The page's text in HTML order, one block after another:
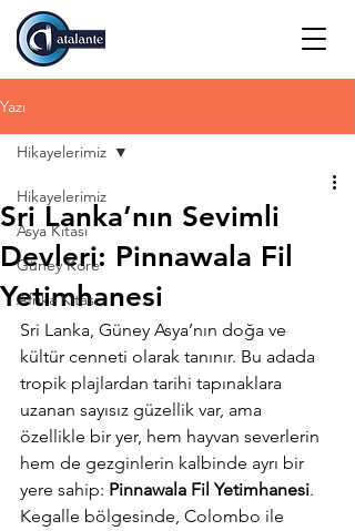
Yazı
Hikayelerimiz
Asya Kıtası
Güney Kore
Afrika Kıtası
Hikayelerimiz
Sri Lanka’nın Sevimli
Devleri: Pinnawala Fil
Yetimhanesi
Sri Lanka, Güney Asya’nın doğa ve
kültür cenneti olarak tanınır. Bu adada
tropik plajlardan tarihi tapınaklara
uzanan sayısız güzellik var, ama
özellikle bir yer, hem hayvan severlerin
hem de gezginlerin kalbinde ayrı bir
yere sahip: Pinnawala Fil Yetimhanesi.
Kegalle bölgesinde, Colombo ile